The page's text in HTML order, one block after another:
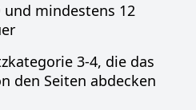
mindestens 12
3-4, die das
den Seiten abdecken